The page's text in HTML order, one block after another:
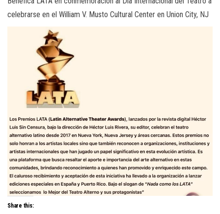
celebrarse en el William V. Musto Cultural Center en Union City, NJ
Share this: